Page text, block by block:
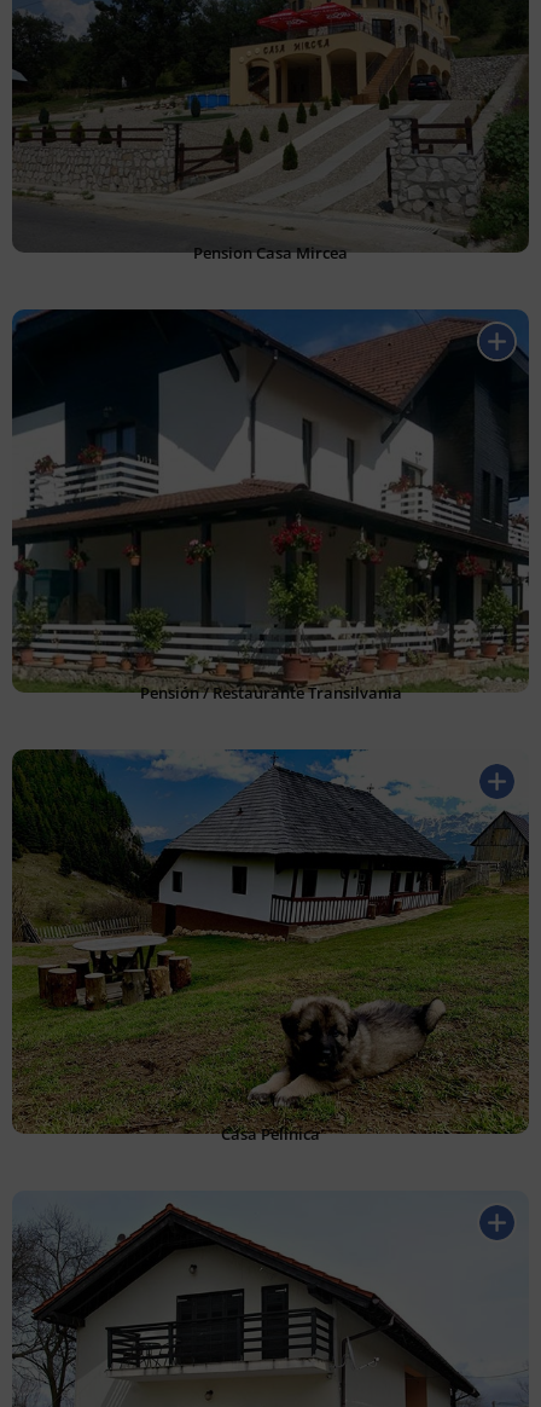
Pension Casa Mircea
Pensión / Restaurante Transilvania
Casa Pelinica